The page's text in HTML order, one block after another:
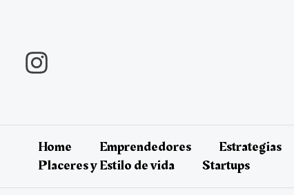
contenido
Home Emprendedores Estrategias
Placeres y Estilo de vida
Startups